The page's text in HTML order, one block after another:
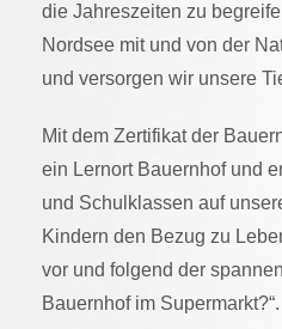
die Jahreszeiten zu
Nordsee mit und von der
und versorgen wir unsere
Mit dem Zertifikat der
ein Lernort Bauernhof und
und Schulklassen auf
Kindern den Bezug zu
vor und folgend der
Bauernhof im Supermarkt?“.